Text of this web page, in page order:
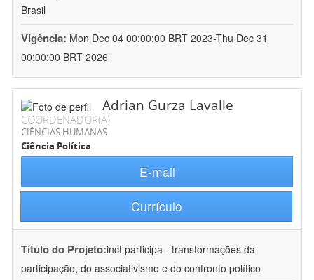
Brasil
Vigência: Mon Dec 04 00:00:00 BRT 2023-Thu Dec 31
00:00:00 BRT 2026
Adrian Gurza Lavalle
COORDENADOR(A)
CIÊNCIAS HUMANAS
Ciência Política
E-mail
Currículo
Título do Projeto:inct participa - transformações da
participação, do associativismo e do confronto político